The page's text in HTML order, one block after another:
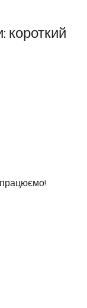
короткий
працюємо!